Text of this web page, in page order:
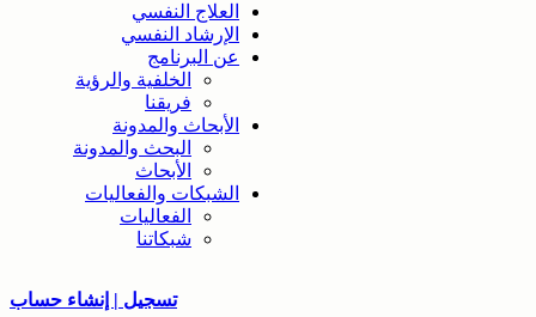
العلاج النفسي
الإرشاد النفسي
عن البرنامج
الخلفية والرؤية
فريقنا
الأبحاث والمدونة
البحث والمدونة
الأبحاث
الشبكات والفعاليات
الفعاليات
شبكاتنا
تسجيل | إنشاء حساب